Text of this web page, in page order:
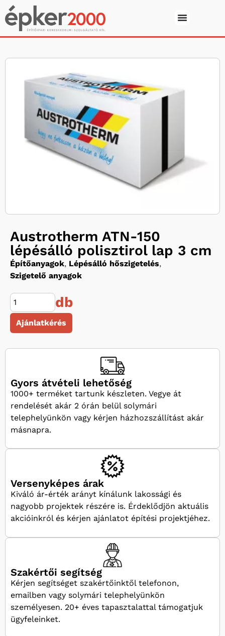
Austrotherm ATN-150
lépésálló polisztirol lap 3 cm
Építőanyagok, Lépésálló hőszigetelés,
Szigetelő anyagok
db
Ajánlatkérés
Gyors átvételi lehetőség
1000+ terméket tartunk készleten. Vegye át
rendelését akár 2 órán belül solymári
telephelyünkön vagy kérjen házhozszállítást akár
másnapra.
Versenyképes árak
Kiváló ár-érték arányt kínálunk lakossági és
nagyobb projektek részére is. Érdeklődjön aktuális
akcióinkról és kérjen ajánlatot építési projektjéhez.
Szakértői segítség
Kérjen segítséget szakértőinktől telefonon,
emailben vagy solymári telephelyünkön
személyesen. 20+ éves tapasztalattal támogatjuk
ügyfeleinket.